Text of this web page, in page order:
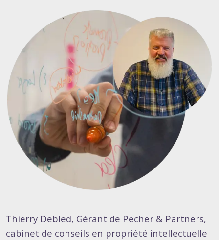
Thierry Debled, Gérant de Pecher & Partners,
cabinet de conseils en propriété intellectuelle